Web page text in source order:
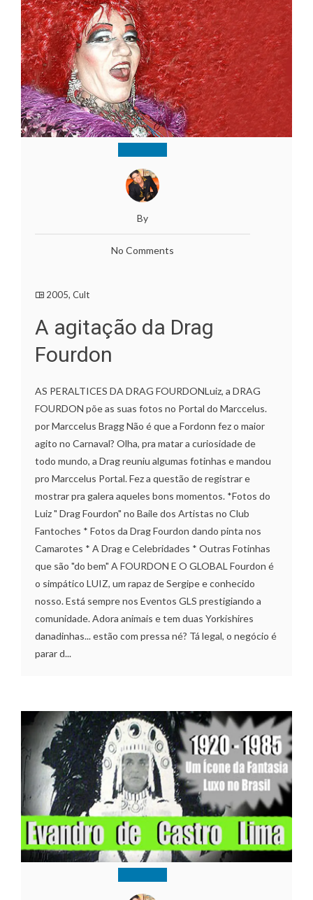
By
No Comments
2005, Cult
A agitação da Drag
Fourdon
AS PERALTICES DA DRAG FOURDONLuiz, a DRAG
FOURDON põe as suas fotos no Portal do Marccelus.
por Marccelus Bragg Não é que a Fordonn fez o maior
agito no Carnaval? Olha, pra matar a curiosidade de
todo mundo, a Drag reuniu algumas fotinhas e mandou
pro Marccelus Portal. Fez a questão de registrar e
mostrar pra galera aqueles bons momentos. *Fotos do
Luiz " Drag Fourdon" no Baile dos Artistas no Club
Fantoches * Fotos da Drag Fourdon dando pinta nos
Camarotes * A Drag e Celebridades * Outras Fotinhas
que são "do bem" A FOURDON E O GLOBAL Fourdon é
o simpático LUIZ, um rapaz de Sergipe e conhecido
nosso. Está sempre nos Eventos GLS prestigiando a
comunidade. Adora animais e tem duas Yorkishires
danadinhas... estão com pressa né? Tá legal, o negócio é
parar d...